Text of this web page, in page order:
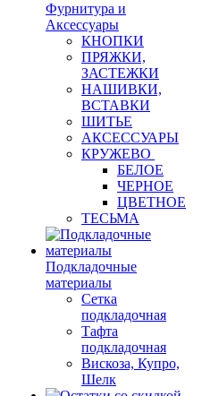
Фурнитура и
Аксессуары
КНОПКИ
ПРЯЖКИ,
ЗАСТЕЖКИ
НАШИВКИ,
ВСТАВКИ
ШИТЬЕ
АКСЕССУАРЫ
КРУЖЕВО
БЕЛОЕ
ЧЕРНОЕ
ЦВЕТНОЕ
ТЕСЬМА
Подкладочные
материалы
Сетка
подкладочная
Тафта
подкладочная
Вискоза, Купро,
Шелк